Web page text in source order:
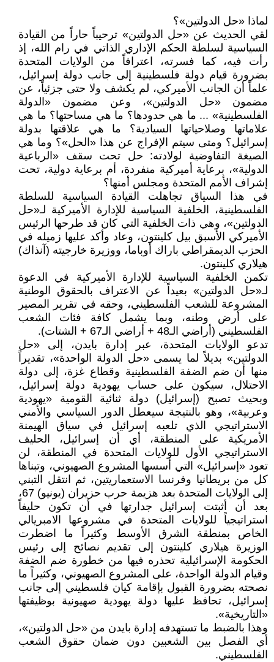
لماذا «حل الدولتين»؟
لقي الحديث عن «حل الدولتين» ترحيباً حاراً من القيادة
السياسية لسلطة الحكم الإداري الذاتي في رام الله، إذ
رأت فيه، كما فسرته، اعترافاً من الولايات المتحدة
بضرورة قيام دولة فلسطينية إلى جانب دولة إسرائيل،
علماً أن الجانب الأميركي، لم يكشف ولا حتى جزئياً، عن
مضمون «حل الدولتين»، وعن مضمون «الدولة
الفلسطينية» ... ما هي حدودها؟ ما هي مساحتها؟ ما هي
علاماتها وصلاحياتها السيادية؟ ما هي علاقتها بدولة
إسرائيل؟ ومتى سيتم الإفراج عن هذا «الحل»؟ وما هي
الصيغة التفاوضية لولادته: حل تحت سقف «الرباعية
الدولية»، برعاية أميركية منفردة، أم برعاية دولية، تحت
إشراف الأمم المتحدة ومجلس أمنها؟
في هذا السياق تجاهلت القيادة السياسية للسلطة
الفلسطينية، الخلفية السياسية للإدارة الأميركية لـ«حل
الدولتين»، وهي ذات الخلفية التي كان قد طرحها الرئيس
الأميركي الأسبق بيل كلينتون، وعاد وأكد عليها زميله في
الحزب الديمقراطي باراك أوباما، ووزيرة خارجيته (آنذاك)
هيلاري كلينتون.
تكمن الخلفية السياسية للإدارة الأميركية في الدعوة
لـ«حل الدولتين» بعيداً عن الاعتراف بالحقوق الوطنية
المشروعة للشعب الفلسطيني، وحقه في تقرير المصير
على أرض وطنه، وبما يشمل كافة فئات الشعب
الفلسطيني (أراضي الـ48 + أراضي الـ67 + الشتات).
تدعو الولايات المتحدة، عبر إدارة بايدن، إلى «حل
الدولتين» بديلاً لما يسمى «حل الدولة الواحدة»، تقديراً
منها أن ضم الضفة الفلسطينية وقطاع غزة، إلى دولة
الاحتلال، سيكون على حساب يهودية دولة إسرائيل،
وبحيث تصبح (إسرائيل) دولة ثنائية القومية «يهودية
وعربية»، وهو بالنتيجة سيعطل الدور السياسي والأمني
الاستراتيجي الذي تلعبه إسرائيل في سياق الهيمنة
الأمريكية على المنطقة، أي أن إسرائيل، الحليف
الاستراتيجي الأول للولايات المتحدة في المنطقة، لن
تعود «إسرائيل» التي أسسها المشروع الصهيوني، وتبناها
كل من بريطانيا وفرنسا الاستعماريتين، ثم انتقل التبني
إلى الولايات المتحدة بعد هزيمة حرب حزيران (يونيو) 67،
بعد أن أثبتت إسرائيل جدارتها في أن تكون حليفاً
استراتيجياً للولايات المتحدة في مشروعها الامبريالي
الخاص بمنطقة الشرق الأوسط وكثيراً ما اضطرت
الوزيرة هيلاري كلينتون إلى تقديم نصائح إلى رئيس
الحكومة الإسرائيلية تحذره فيها من خطورة ضم الضفة
وقيام الدولة الواحدة، على المشروع الصهيوني، وكثيراً ما
نصحته بضرورة القبول بإقامة كيان فلسطيني إلى جانب
إسرائيل، تحافظ عليها دولة يهودية صهيونية بوظيفتها
«التاريخية».
وهذا بالضبط ما تستهدفه إدارة بايدن من «حل الدولتين»،
أي الفصل بين الشعبين دون ضمان حقوق الشعب
الفلسطيني.